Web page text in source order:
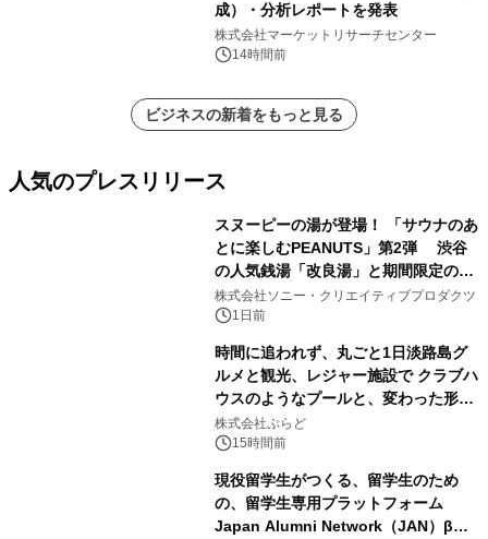
成）・分析レポートを発表
株式会社マーケットリサーチセンター
14時間前
ビジネスの新着をもっと見る
人気のプレスリリース
スヌーピーの湯が登場！ 「サウナのあ
とに楽しむPEANUTS」第2弾 渋谷
の人気銭湯「改良湯」と期間限定のコ
ラボレーション サウナイキタイコラ
ボグッズも発売決定！
株式会社ソニー・クリエイティブプロダクツ
1日前
時間に追われず、丸ごと1日淡路島グ
ルメと観光、レジャー施設で クラブハ
ウスのようなプールと、変わった形の
サウナも 「THE BOXY AWAJI」のお
得な素泊まり連泊プランで
株式会社ぷらど
15時間前
現役留学生がつくる、留学生のため
の、留学生専用プラットフォーム
Japan Alumni Network（JAN）β版